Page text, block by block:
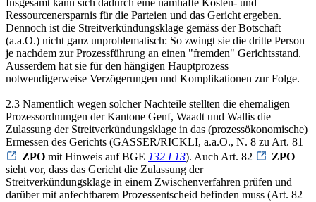
Ressourcenersparnis für die Parteien und das Gericht ergeben.
Dennoch ist die Streitverkündungsklage gemäss der Botschaft
(a.a.O.) nicht ganz unproblematisch: So zwingt sie die dritte Person
je nachdem zur Prozessführung an einen "fremden" Gerichtsstand.
Ausserdem hat sie für den hängigen Hauptprozess
notwendigerweise Verzögerungen und Komplikationen zur Folge.
2.3 Namentlich wegen solcher Nachteile stellten die ehemaligen
Prozessordnungen der Kantone Genf, Waadt und Wallis die
Zulassung der Streitverkündungsklage in das (prozessökonomische)
Ermessen des Gerichts (GASSER/RICKLI, a.a.O., N. 8 zu Art. 81
ZPO mit Hinweis auf BGE 132 I 13). Auch Art. 82
ZPO
sieht vor, dass das Gericht die Zulassung der
Streitverkündungsklage in einem Zwischenverfahren prüfen und
darüber mit anfechtbarem Prozessentscheid befinden muss (Art. 82